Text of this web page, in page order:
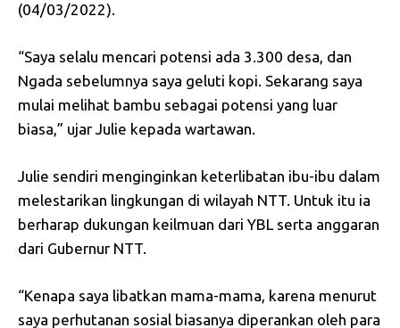
(04/03/2022).
“Saya selalu mencari potensi ada 3.300 desa, dan
Ngada sebelumnya saya geluti kopi. Sekarang saya
mulai melihat bambu sebagai potensi yang luar
biasa,” ujar Julie kepada wartawan.
Julie sendiri menginginkan keterlibatan ibu-ibu dalam
melestarikan lingkungan di wilayah NTT. Untuk itu ia
berharap dukungan keilmuan dari YBL serta anggaran
dari Gubernur NTT.
“Kenapa saya libatkan mama-mama, karena menurut
saya perhutanan sosial biasanya diperankan oleh para